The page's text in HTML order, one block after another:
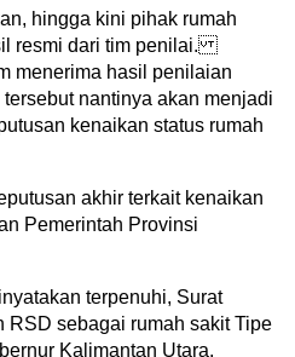
hingga kini pihak rumah
resmi dari tim penilai.
menerima hasil penilaian
nantinya akan menjadi
kenaikan status rumah
akhir terkait kenaikan
Pemerintah Provinsi
terpenuhi, Surat
RSD sebagai rumah sakit Tipe
Kalimantan Utara.